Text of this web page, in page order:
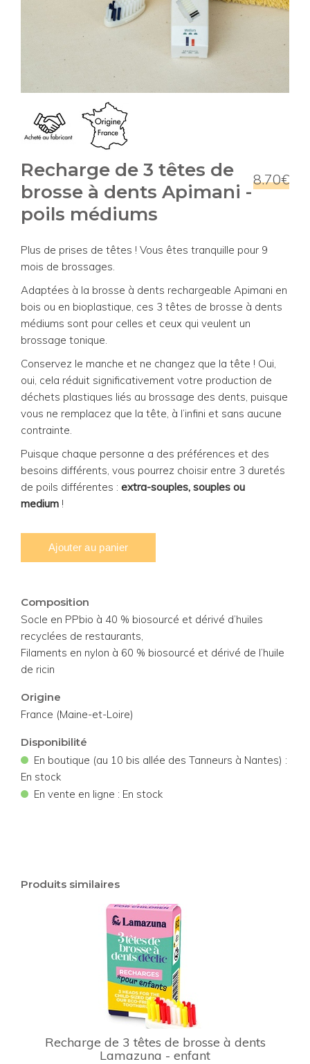
8.70€
Recharge de 3 têtes de
brosse à dents Apimani -
poils médiums
Plus de prises de têtes ! Vous êtes tranquille pour 9
mois de brossages.
Adaptées à la brosse à dents rechargeable Apimani en
bois ou en bioplastique, ces 3 têtes de brosse à dents
médiums sont pour celles et ceux qui veulent un
brossage tonique.
Conservez le manche et ne changez que la tête ! Oui,
oui, cela réduit significativement votre production de
déchets plastiques liés au brossage des dents, puisque
vous ne remplacez que la tête, à l’infini et sans aucune
contrainte.
Puisque chaque personne a des préférences et des
besoins différents, vous pourrez choisir entre 3 duretés
de poils différentes : extra-souples, souples ou
medium !
Composition
Socle en PPbio à 40 % biosourcé et dérivé d’huiles
recyclées de restaurants,
Filaments en nylon à 60 % biosourcé et dérivé de l’huile
de ricin
Origine
France (Maine-et-Loire)
Disponibilité
• En boutique (au 10 bis allée des Tanneurs à Nantes) :
En stock
• En vente en ligne : En stock
Produits similaires
Recharge de 3 têtes de brosse à dents
Lamazuna - enfant